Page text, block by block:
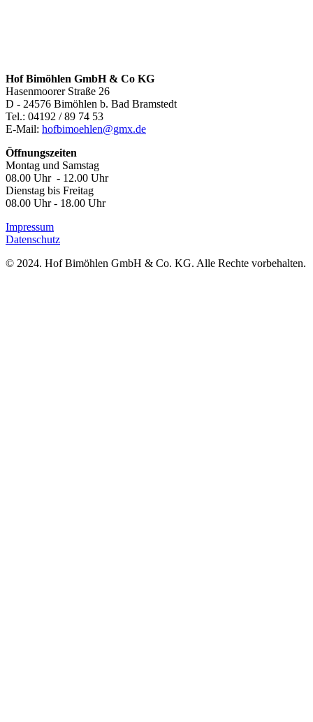
Hof Bimöhlen GmbH & Co KG
Hasenmoorer Straße 26
D - 24576 Bimöhlen b. Bad Bramstedt
Tel.: 04192 / 89 74 53
E-Mail: hofbimoehlen@gmx.de
Öffnungszeiten
Montag und Samstag
08.00 Uhr - 12.00 Uhr
Dienstag bis Freitag
08.00 Uhr - 18.00 Uhr
Impressum
Datenschutz
© 2024. Hof Bimöhlen GmbH & Co. KG. Alle Rechte vorbehalten.